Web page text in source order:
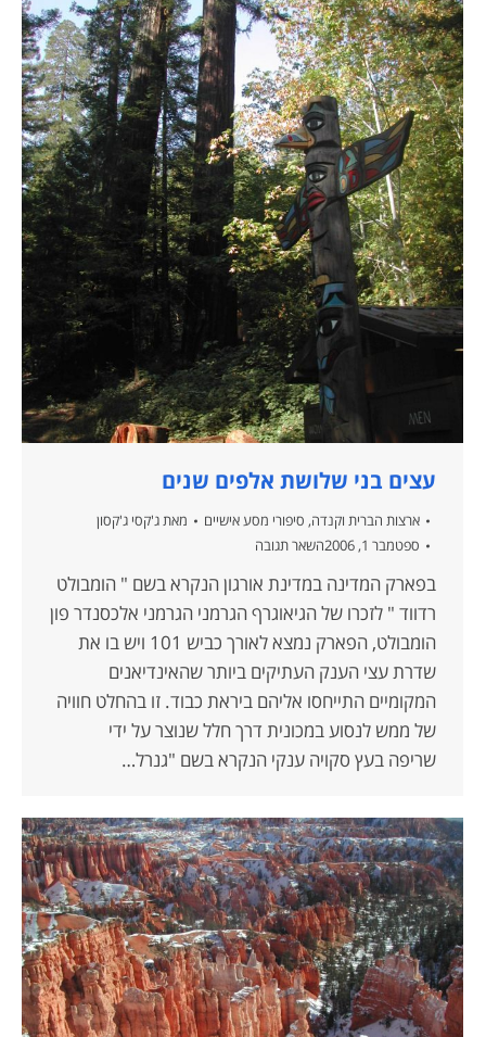
עצים בני שלושת אלפים שנים
ארצות הברית וקנדה, סיפורי מסע אישיים מאתג'קסי ג'קסון
ספטמבר 1, 2006
השאר תגובה
בפארק המדינה במדינת אורגון הנקרא בשם " הומבולט
רדווד " לזכרו של הגיאוגרף הגרמני הגרמני אלכסנדר פון
הומבולט, הפארק נמצא לאורך כביש 101 ויש בו את
שדרת עצי הענק העתיקים ביותר שהאינדיאנים
המקומיים התייחסו אליהם ביראת כבוד. זו בהחלט חוויה
של ממש לנסוע במכונית דרך חלל שנוצר על ידי
שריפה בעץ סקויה ענקי הנקרא בשם "גנרל…